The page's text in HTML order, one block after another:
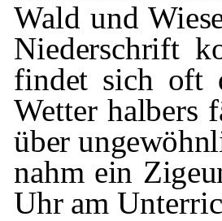
Wald und
Niederschrift
findet sich
Wetter halbers
über
nahm ein
Uhr am